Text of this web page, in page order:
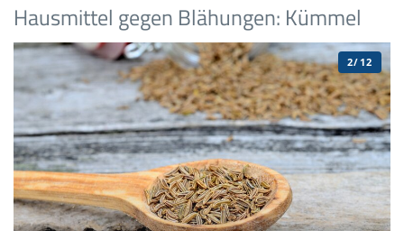
Hausmittel gegen Blähungen: Kümmel
2/12